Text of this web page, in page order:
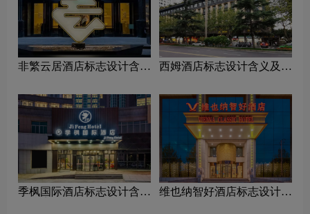
非繁云居酒店标志设计含义
西姆酒店标志设计含义及酒
季枫国际酒店标志设计含义
维也纳智好酒店标志设计含